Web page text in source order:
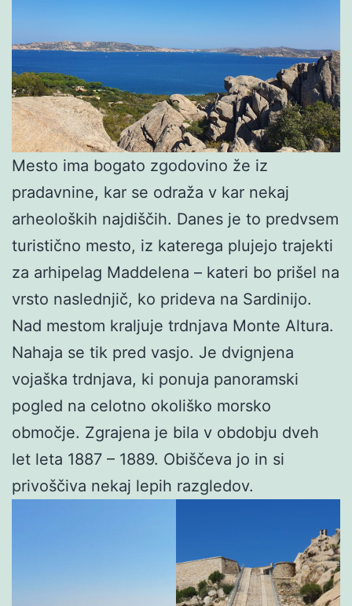
Mesto ima bogato zgodovino že iz
pradavnine, kar se odraža v kar nekaj
arheoloških najdiščih. Danes je to predvsem
turistično mesto, iz katerega plujejo trajekti
za arhipelag Maddelena – kateri bo prišel na
vrsto naslednjič, ko prideva na Sardinijo.
Nad mestom kraljuje trdnjava Monte Altura.
Nahaja se tik pred vasjo. Je dvignjena
vojaška trdnjava, ki ponuja panoramski
pogled na celotno okoliško morsko
območje. Zgrajena je bila v obdobju dveh
let leta 1887 – 1889. Obiščeva jo in si
privoščiva nekaj lepih razgledov.